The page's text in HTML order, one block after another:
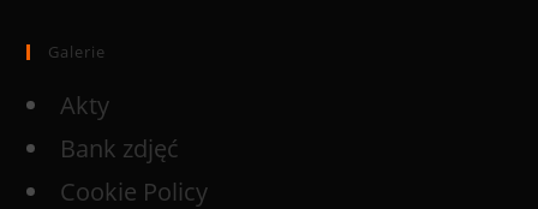
Galerie
Akty
Bank zdjęć
Cookie Policy